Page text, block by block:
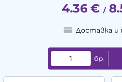
4.36 € /
Доставка и
бр.